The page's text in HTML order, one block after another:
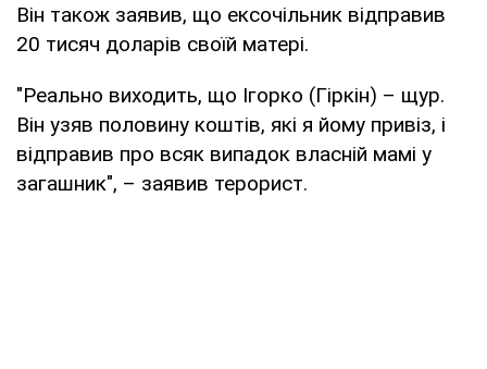
Він також заявив, що ексочільник відправив
20 тисяч доларів своїй матері.
"Реально виходить, що Ігорко (Гіркін) – щур.
Він узяв половину коштів, які я йому привіз, і
відправив про всяк випадок власній мамі у
загашник", – заявив терорист.